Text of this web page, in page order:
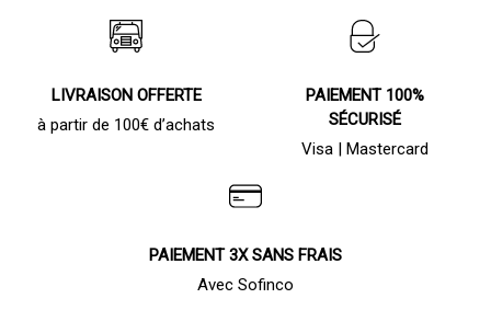
LIVRAISON OFFERTE
à partir de 100€ d’achats
PAIEMENT 100%
SÉCURISÉ
Visa | Mastercard
PAIEMENT 3X SANS FRAIS
Avec Sofinco